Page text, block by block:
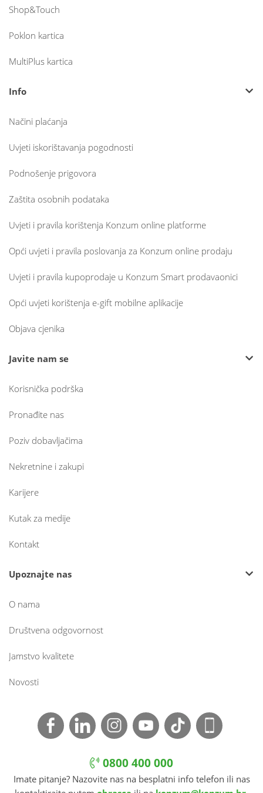
Shop&Touch
Poklon kartica
MultiPlus kartica
Info
Načini plaćanja
Uvjeti iskorištavanja pogodnosti
Podnošenje prigovora
Zaštita osobnih podataka
Uvjeti i pravila korištenja Konzum online platforme
Opći uvjeti i pravila poslovanja za Konzum online prodaju
Uvjeti i pravila kupoprodaje u Konzum Smart prodavaonici
Opći uvjeti korištenja e-gift mobilne aplikacije
Objava cjenika
Javite nam se
Korisnička podrška
Pronađite nas
Poziv dobavljačima
Nekretnine i zakupi
Karijere
Kutak za medije
Kontakt
Upoznajte nas
O nama
Društvena odgovornost
Jamstvo kvalitete
Novosti
0800 400 000
Imate pitanje? Nazovite nas na besplatni info telefon ili nas